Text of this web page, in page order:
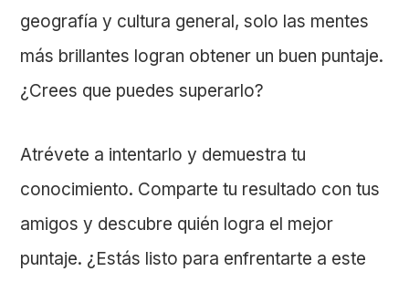
geografía y cultura general, solo las mentes
más brillantes logran obtener un buen puntaje.
¿Crees que puedes superarlo?
Atrévete a intentarlo y demuestra tu
conocimiento. Comparte tu resultado con tus
amigos y descubre quién logra el mejor
puntaje. ¿Estás listo para enfrentarte a este